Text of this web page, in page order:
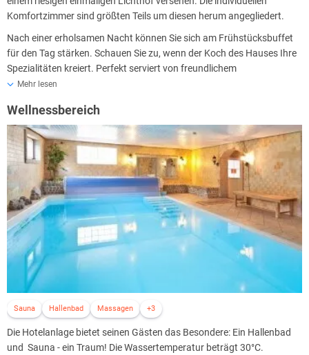
Komfortzimmer sind größten Teils um diesen herum angegliedert.
Nach einer erholsamen Nacht können Sie sich am Frühstücksbuffet
für den Tag stärken. Schauen Sie zu, wenn der Koch des Hauses Ihre
Spezialitäten kreiert. Perfekt serviert von freundlichem
Servicepersonal an einem liebevoll gedeckten Tisch, das versteht das
jeden Anlass den passenden Rahmen. Das Hotel verfügt über
Räumlichkeiten von "Mittelalter" bis "hochmodern". So kann das Hotel
hier Ihre Feier unter jedem Motto stattfinden lassen. Testen Sie
Seebauer Hotel Gut Wildbad, Sie werden positiv überrascht sein!
Mehr lesen
Wellnessbereich
Sauna Hallenbad Massagen +3
Die Hotelanlage bietet seinen Gästen das Besondere: Ein Hallenbad
und Sauna - ein Traum! Die Wassertemperatur beträgt 30°C.